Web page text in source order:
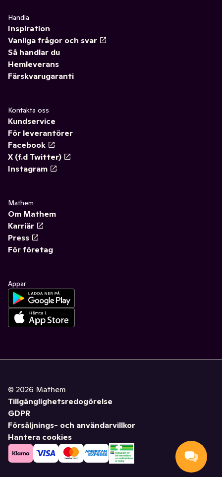
Handla
Inspiration
Vanliga frågor och svar
Så handlar du
Hemleverans
Färskvarugaranti
Kontakta oss
Kundservice
För leverantörer
Facebook
X (f.d Twitter)
Instagram
Mathem
Om Mathem
Karriär
Press
För företag
Appar
© 2026 Mathem
Tillgänglighetsredogörelse
GDPR
Försäljnings- och användarvillkor
Hantera cookies